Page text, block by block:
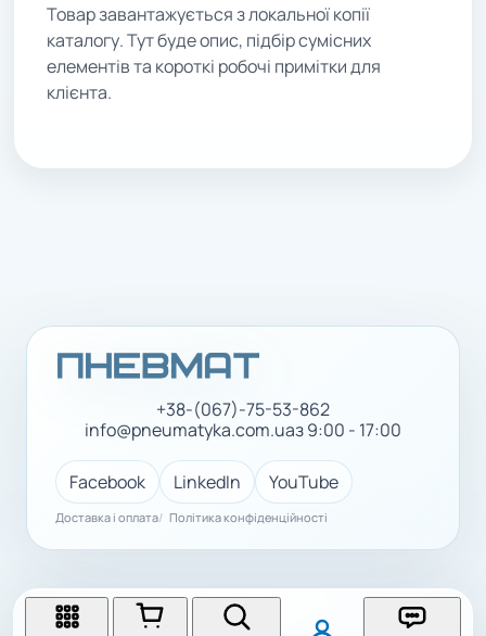
Товар завантажується з локальної копії
каталогу. Тут буде опис, підбір сумісних
елементів та короткі робочі примітки для
клієнта.
+38-(067)-75-53-862
info@pneumatyka.com.uaз 9:00 - 17:00
Facebook LinkedIn YouTube
Доставка і оплата Політика конфіденційності